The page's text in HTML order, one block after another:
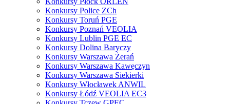
Konkursy Police ZCh
Konkursy Toruń PGE
Konkursy Poznań VEOLIA
Konkursy Lublin PGE EC
Konkursy Dolina Baryczy
Konkursy Warszawa Żerań
Konkursy Warszawa Kawęczyn
Konkursy Warszawa Siekierki
Konkursy Włocławek ANWIL
Konkursy Łódź VEOLIA EC3